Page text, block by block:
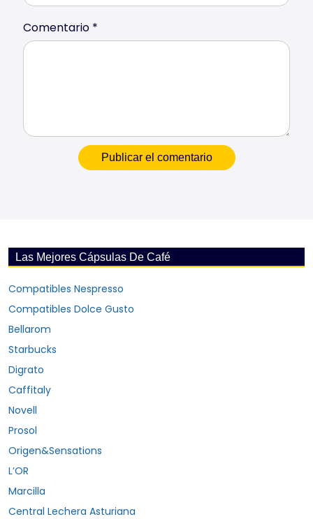
Comentario *
Las Mejores Cápsulas De Café
Compatibles Nespresso
Compatibles Dolce Gusto
Bellarom
Starbucks
Digrato
Caffitaly
Novell
Prosol
Origen&Sensations
L’OR
Marcilla
Central Lechera Asturiana